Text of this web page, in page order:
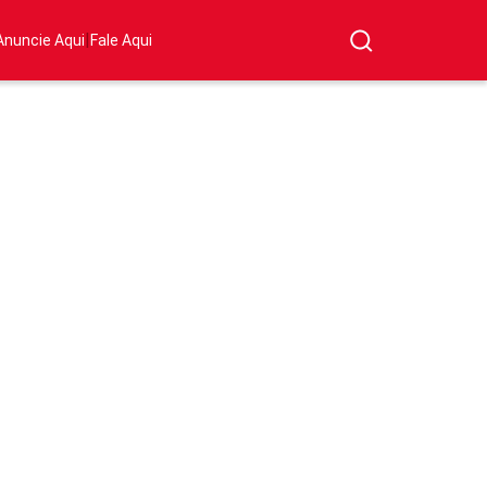
Aqui|Fale Aqui